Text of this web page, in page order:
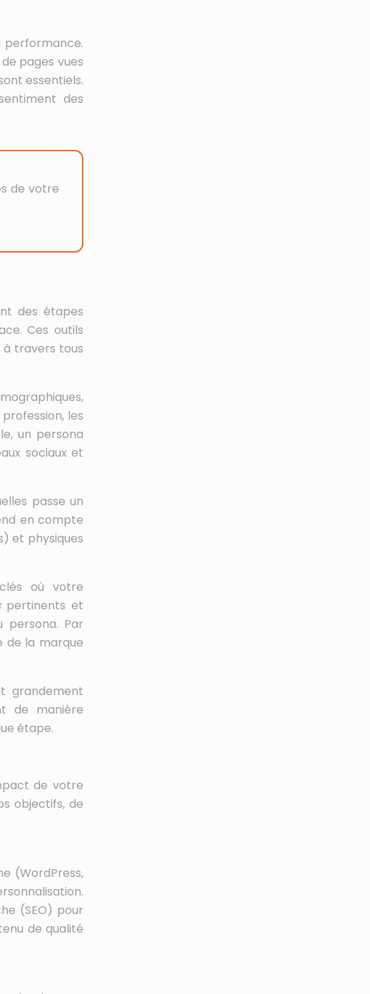
performance.
pages vues
essentiels.
des
de votre
des étapes
Ces outils
travers tous
les
un persona
sociaux et
passe un
en compte
et physiques
où votre
pertinents et
persona. Par
de la marque
grandement
de manière
étape.
de votre
objectifs, de
(WordPress,
(SEO) pour
de qualité